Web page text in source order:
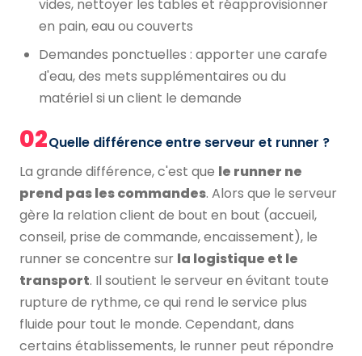
vides, nettoyer les tables et réapprovisionner
en pain, eau ou couverts
Demandes ponctuelles : apporter une carafe
d'eau, des mets supplémentaires ou du
matériel si un client le demande
02Quelle différence entre serveur et runner ?
La grande différence, c'est que le runner ne
prend pas les commandes. Alors que le serveur
gère la relation client de bout en bout (accueil,
conseil, prise de commande, encaissement), le
runner se concentre sur la logistique et le
transport. Il soutient le serveur en évitant toute
rupture de rythme, ce qui rend le service plus
fluide pour tout le monde. Cependant, dans
certains établissements, le runner peut répondre